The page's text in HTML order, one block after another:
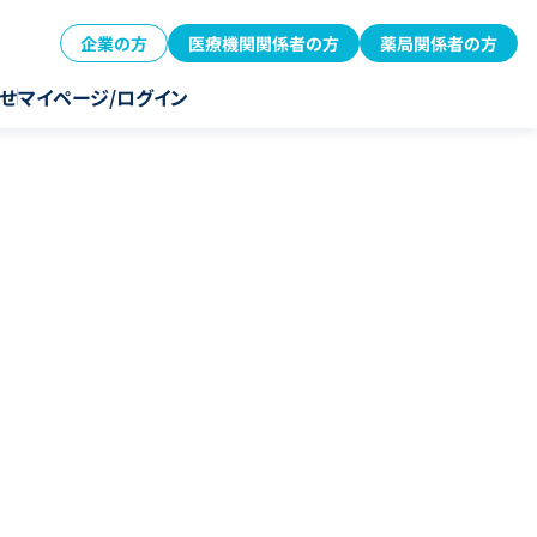
企業の方 医療機関関係者の方 薬局関係者の方
マイページ/ログイン